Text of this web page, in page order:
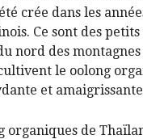
crée dans les
Ce sont des
nord des
le oolong
et
organiques de